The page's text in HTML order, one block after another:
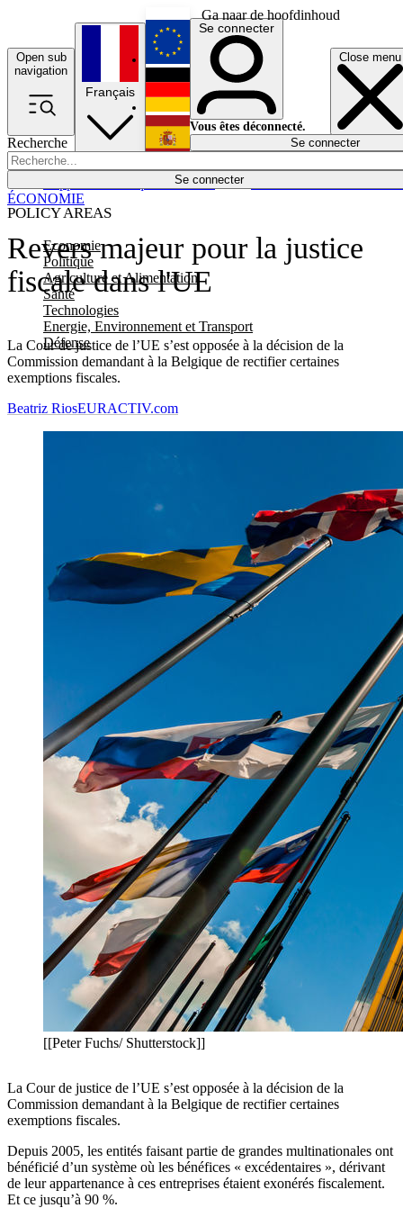
Ga naar de hoofdinhoud
Open sub
navigation
Close menu
Recherche
Se connecter
POLICY AREAS
Economie
Politique
Agriculture et Alimentation
Santé
Technologies
Energie, Environnement et Transport
Défense
Économie
Français
English
Deutsch
Español
Se connecter
Vous êtes déconnecté.
Se connecter
Revers majeur pour la justice
fiscale dans l'UE
La Cour de justice de l’UE s’est opposée à la décision de la
Commission demandant à la Belgique de rectifier certaines
exemptions fiscales.
ÉCONOMIE
Beatriz RiosEURACTIV.com
[[Peter Fuchs/ Shutterstock]]
La Cour de justice de l’UE s’est opposée à la décision de la
Commission demandant à la Belgique de rectifier certaines
exemptions fiscales.
Depuis 2005, les entités faisant partie de grandes multinationales ont
bénéficié d’un système où les bénéfices « excédentaires », dérivant
de leur appartenance à ces entreprises étaient exonérés fiscalement.
Et ce jusqu’à 90 %.